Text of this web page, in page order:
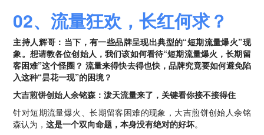
02、流量狂欢，长红何求？
主持人辉哥：当下，有一些品牌呈现出典型的“短期流量爆火”现
象。想请教各位创始人，我们该如何看待“短期流量爆火，长期留
客困难”这个怪圈？ 流量来得快去得也快，品牌究竟要如何避免陷
入这种“昙花一现”的困境？
大吉煎饼创始人余铭森：泼天流量来了，关键看你接不接得住
针对短期流量爆火、长期留客困难的现象，大吉煎饼创始人余铭
森认为，这是一个双向命题，本身没有绝对的好坏。